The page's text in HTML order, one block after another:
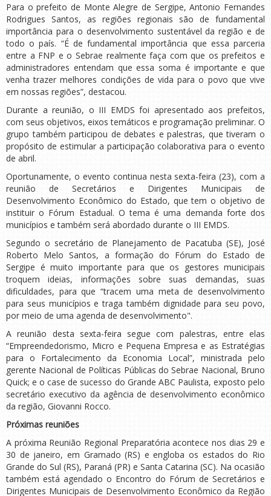
Para o prefeito de Monte Alegre de Sergipe, Antonio Fernandes
Rodrigues Santos, as regiões regionais são de fundamental
importância para o desenvolvimento sustentável da região e de
todo o país. “É de fundamental importância que essa parceria
entre a FNP e o Sebrae realmente faça com que os prefeitos e
administradores entendam que essa soma é importante e que
venha trazer melhores condições de vida para o povo que vive
em nossas regiões”, destacou.
Durante a reunião, o III EMDS foi apresentado aos prefeitos,
com seus objetivos, eixos temáticos e programação preliminar. O
grupo também participou de debates e palestras, que tiveram o
propósito de estimular a participação colaborativa para o evento
de abril.
Oportunamente, o evento continua nesta sexta-feira (23), com a
reunião de Secretários e Dirigentes Municipais de
Desenvolvimento Econômico do Estado, que tem o objetivo de
instituir o Fórum Estadual. O tema é uma demanda forte dos
municípios e também será abordado durante o III EMDS.
Segundo o secretário de Planejamento de Pacatuba (SE), José
Roberto Melo Santos, a formação do Fórum do Estado de
Sergipe é muito importante para que os gestores municipais
troquem ideias, informações sobre suas demandas, suas
dificuldades, para que “tracem uma meta de desenvolvimento
para seus municípios e traga também dignidade para seu povo,
por meio de uma agenda de desenvolvimento".
A reunião desta sexta-feira segue com palestras, entre elas
“Empreendedorismo, Micro e Pequena Empresa e as Estratégias
para o Fortalecimento da Economia Local”, ministrada pelo
gerente Nacional de Políticas Públicas do Sebrae Nacional, Bruno
Quick; e o case de sucesso do Grande ABC Paulista, exposto pelo
secretário executivo da agência de desenvolvimento econômico
da região, Giovanni Rocco.
Próximas reuniões
A próxima Reunião Regional Preparatória acontece nos dias 29 e
30 de janeiro, em Gramado (RS) e engloba os estados do Rio
Grande do Sul (RS), Paraná (PR) e Santa Catarina (SC). Na ocasião
também está agendado o Encontro do Fórum de Secretários e
Dirigentes Municipais de Desenvolvimento Econômico da Região